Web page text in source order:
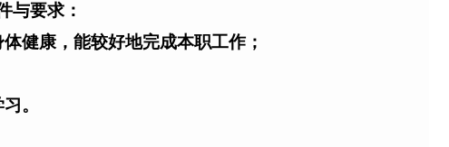
与要求：
健康，能较好地完成本职工作；
。